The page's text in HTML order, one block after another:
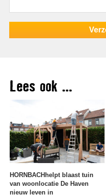
Lees ook ...
HORNBACHhelpt blaast tuin
van woonlocatie De Haven
nieuw leven in